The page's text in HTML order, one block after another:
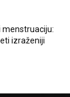
menstruaciju:
izraženiji